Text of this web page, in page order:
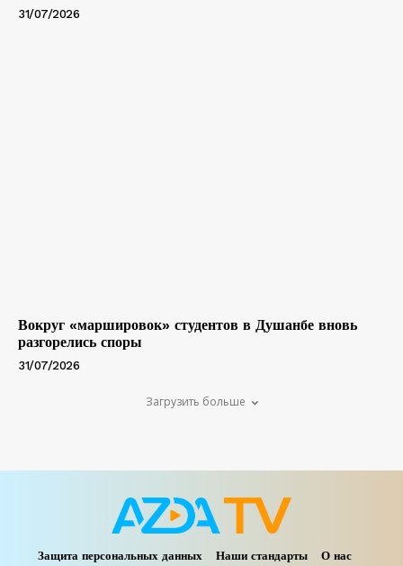
31/07/2026
Вокруг «маршировок» студентов в Душанбе вновь
разгорелись споры
31/07/2026
Загрузить больше
Защита персональных данных Наши стандарты
О нас